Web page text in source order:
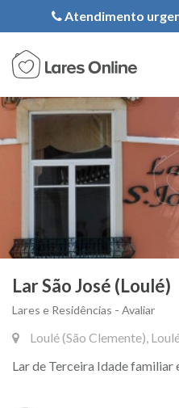
Registe a
Atendimento
Lar São José (Loulé)
Lares e Residências - Avaliar
Loulé (São Clemente),
Lar de Terceira Idade familiar